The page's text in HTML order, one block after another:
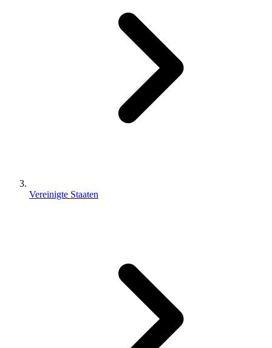
Vereinigte Staaten